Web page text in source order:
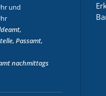
und
Passamt,
nachmittags